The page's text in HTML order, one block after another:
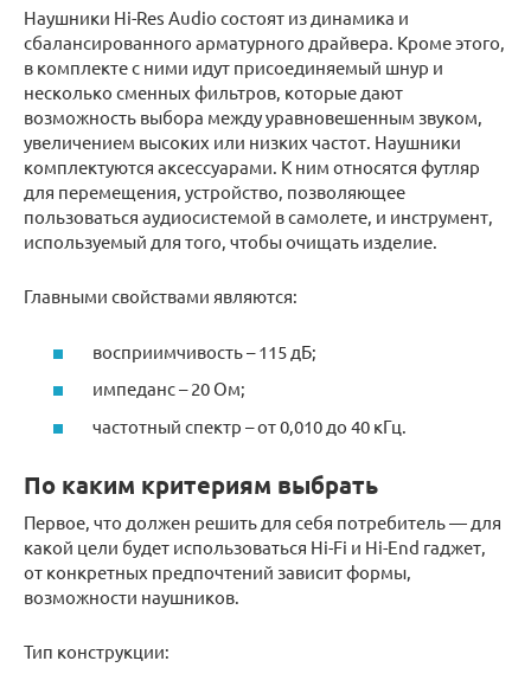
Наушники Hi-Res Audio состоят из динамика и
сбалансированного арматурного драйвера. Кроме этого,
в комплекте с ними идут присоединяемый шнур и
несколько сменных фильтров, которые дают
возможность выбора между уравновешенным звуком,
увеличением высоких или низких частот. Наушники
комплектуются аксессуарами. К ним относятся футляр
для перемещения, устройство, позволяющее
пользоваться аудиосистемой в самолете, и инструмент,
используемый для того, чтобы очищать изделие.
Главными свойствами являются:
восприимчивость – 115 дБ;
импеданс – 20 Ом;
частотный спектр – от 0,010 до 40 кГц.
По каким критериям выбрать
Первое, что должен решить для себя потребитель — для
какой цели будет использоваться Hi-Fi и Hi-End гаджет,
от конкретных предпочтений зависит формы,
возможности наушников.
Тип конструкции: